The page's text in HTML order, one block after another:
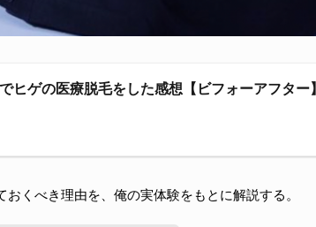
ヒゲの医療脱毛をした感想【ビフォーアフター】
くべき理由を、俺の実体験をもとに解説する。